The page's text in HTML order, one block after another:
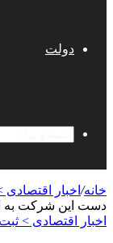
دولت
خانه/ اخبار
دست این شرکت به
اخبار اقتصادی >